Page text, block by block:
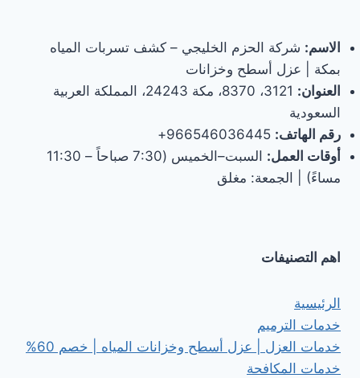
الاسم: شركة الحزم الخليجي – كشف تسربات المياه
بمكة | عزل أسطح وخزانات
العنوان:
3121، 8370، مكة 24243، المملكة العربية
السعودية
رقم الهاتف:
أوقات العمل:
السبت–الخميس (7:30 صباحاً – 11:30
مساءً) | الجمعة: مغلق
اهم التصنيفات
الرئيسية
خدمات الترميم
خدمات العزل | عزل أسطح وخزانات المياه | خصم 60%
خدمات المكافحة